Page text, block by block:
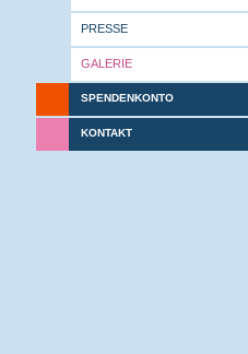
PRESSE
GALERIE
SPENDENKONTO
KONTAKT